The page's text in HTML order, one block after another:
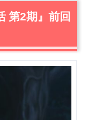
界生活 第2期』
第2期』前回